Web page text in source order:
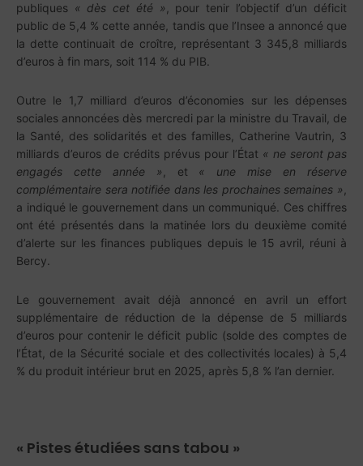
publiques « dès cet été » , pour tenir l’objectif d’un déficit
public de 5,4 % cette année, tandis que l’Insee a annoncé que
la dette continuait de croître, représentant 3 345,8 milliards
d’euros à fin mars, soit 114 % du PIB.
Outre le 1,7 milliard d’euros d’économies sur les dépenses
sociales annoncées dès mercredi par la ministre du Travail, de
la Santé, des solidarités et des familles, Catherine Vautrin, 3
milliards d’euros de crédits prévus pour l’État « ne seront pas
engagés cette année » , et « une mise en réserve
complémentaire sera notifiée dans les prochaines semaines »
a indiqué le gouvernement dans un communiqué. Ces chiffres
ont été présentés dans la matinée lors du deuxième comité
d’alerte sur les finances publiques depuis le 15 avril, réuni à
Bercy.
Le gouvernement avait déjà annoncé en avril un effort
supplémentaire de réduction de la dépense de 5 milliards
d’euros pour contenir le déficit public (solde des comptes de
l’État, de la Sécurité sociale et des collectivités locales) à 5,4
% du produit intérieur brut en 2025, après 5,8 % l’an dernier.
« Pistes étudiées sans tabou »